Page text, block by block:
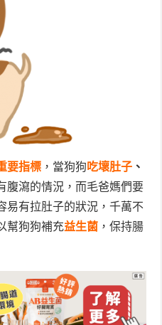
要指標 ，當狗狗吃壞肚子 、
腹瀉的情況，而毛爸媽們要
易有拉肚子的狀況，千萬不
幫狗狗補充益生菌 ，保持腸